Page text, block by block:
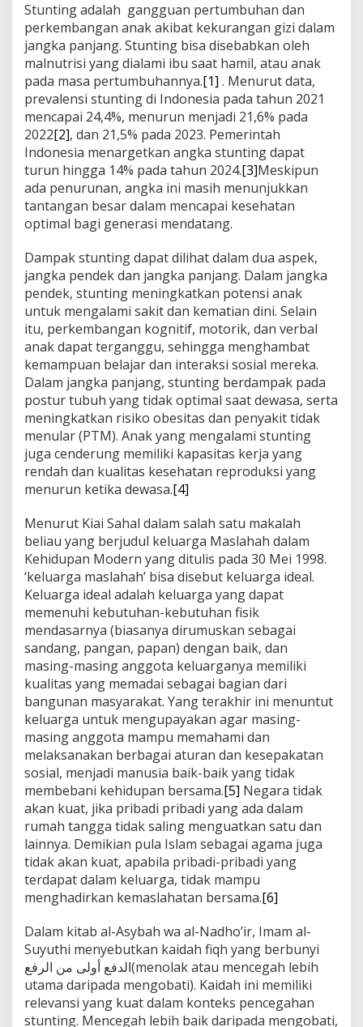
Stunting adalah gangguan pertumbuhan dan
perkembangan anak akibat kekurangan gizi dalam
jangka panjang. Stunting bisa disebabkan oleh
malnutrisi yang dialami ibu saat hamil, atau anak
pada masa pertumbuhannya.[1] . Menurut data,
prevalensi stunting di Indonesia pada tahun 2021
mencapai 24,4%, menurun menjadi 21,6% pada
2022[2], dan 21,5% pada 2023. Pemerintah
Indonesia menargetkan angka stunting dapat
turun hingga 14% pada tahun 2024.[3]Meskipun
ada penurunan, angka ini masih menunjukkan
tantangan besar dalam mencapai kesehatan
optimal bagi generasi mendatang.
Dampak stunting dapat dilihat dalam dua aspek,
jangka pendek dan jangka panjang. Dalam jangka
pendek, stunting meningkatkan potensi anak
untuk mengalami sakit dan kematian dini. Selain
itu, perkembangan kognitif, motorik, dan verbal
anak dapat terganggu, sehingga menghambat
kemampuan belajar dan interaksi sosial mereka.
Dalam jangka panjang, stunting berdampak pada
postur tubuh yang tidak optimal saat dewasa, serta
meningkatkan risiko obesitas dan penyakit tidak
menular (PTM). Anak yang mengalami stunting
juga cenderung memiliki kapasitas kerja yang
rendah dan kualitas kesehatan reproduksi yang
menurun ketika dewasa.[4]
Menurut Kiai Sahal dalam salah satu makalah
beliau yang berjudul keluarga Maslahah dalam
Kehidupan Modern yang ditulis pada 30 Mei 1998.
‘keluarga maslahah’ bisa disebut keluarga ideal.
Keluarga ideal adalah keluarga yang dapat
memenuhi kebutuhan-kebutuhan fisik
mendasarnya (biasanya dirumuskan sebagai
sandang, pangan, papan) dengan baik, dan
masing-masing anggota keluarganya memiliki
kualitas yang memadai sebagai bagian dari
bangunan masyarakat. Yang terakhir ini menuntut
keluarga untuk mengupayakan agar masing-
masing anggota mampu memahami dan
melaksanakan berbagai aturan dan kesepakatan
sosial, menjadi manusia baik-baik yang tidak
membebani kehidupan bersama.[5] Negara tidak
akan kuat, jika pribadi pribadi yang ada dalam
rumah tangga tidak saling menguatkan satu dan
lainnya. Demikian pula Islam sebagai agama juga
tidak akan kuat, apabila pribadi-pribadi yang
terdapat dalam keluarga, tidak mampu
menghadirkan kemaslahatan bersama.[6]
Dalam kitab al-Asybah wa al-Nadho’ir, Imam al-
Suyuthi menyebutkan kaidah fiqh yang berbunyi
الدفع أولى من الرفع(menolak atau mencegah lebih
utama daripada mengobati). Kaidah ini memiliki
relevansi yang kuat dalam konteks pencegahan
stunting. Mencegah lebih baik daripada mengobati,